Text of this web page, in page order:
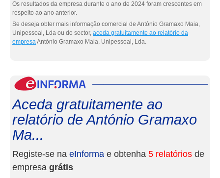
Os resultados da empresa durante o ano de 2024 foram crescentes em
respeito ao ano anterior.
Se deseja obter mais informação comercial de António Gramaxo Maia,
Unipessoal, Lda ou do sector, aceda gratuitamente ao relatório da
empresaAntónio Gramaxo Maia, Unipessoal, Lda.
Aceda gratuitamente ao
relatório de António Gramaxo
Ma...
Registe-se na eInforma e obtenha 5 relatórios de
empresa grátis